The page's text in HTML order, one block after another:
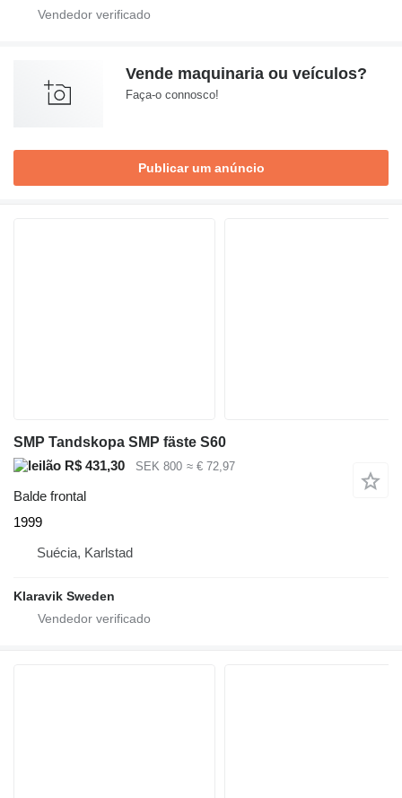
Vende maquinaria ou veículos?
Faça-o connosco!
Publicar um anúncio
SMP Tandskopa SMP fäste S60
R$ 431,30
SEK 800 ≈ € 72,97
Balde frontal
1999
Suécia, Karlstad
Klaravik Sweden